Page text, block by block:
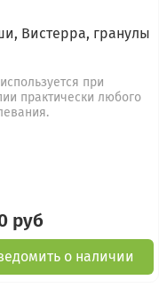
Вистерра, гранулы
при
практически любого
руб
о наличии